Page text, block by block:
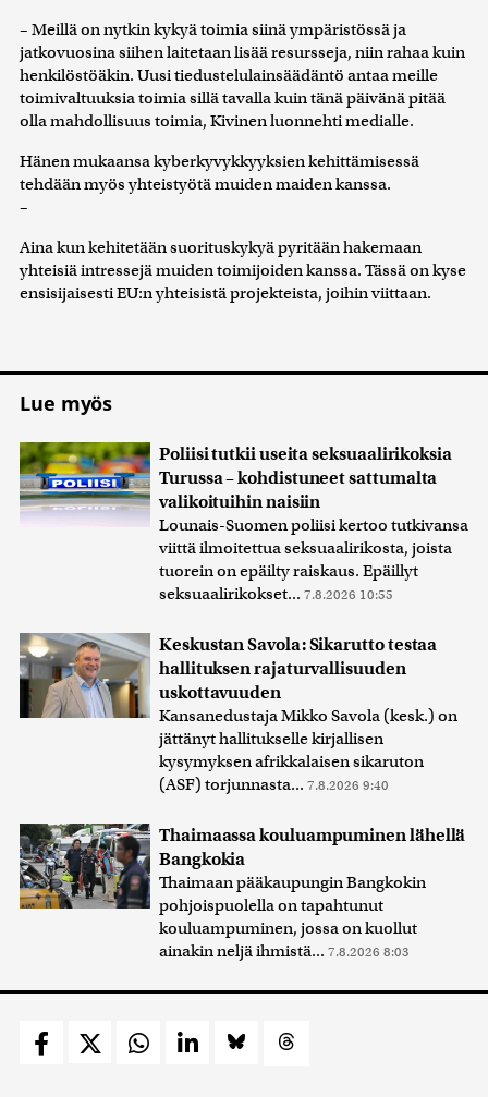
– Meillä on nytkin kykyä toimia siinä ympäristössä ja
jatkovuosina siihen laitetaan lisää resursseja, niin rahaa kuin
henkilöstöäkin. Uusi tiedustelulainsäädäntö antaa meille
toimivaltuuksia toimia sillä tavalla kuin tänä päivänä pitää
olla mahdollisuus toimia, Kivinen luonnehti medialle.
Hänen mukaansa kyberkyvykkyyksien kehittämisessä
tehdään myös yhteistyötä muiden maiden kanssa.
–
Aina kun kehitetään suorituskykyä pyritään hakemaan
yhteisiä intressejä muiden toimijoiden kanssa. Tässä on kyse
ensisijaisesti EU:n yhteisistä projekteista, joihin viittaan.
Lue myös
Poliisi tutkii useita seksuaalirikoksia
Turussa – kohdistuneet sattumalta
valikoituihin naisiin
Lounais-Suomen poliisi kertoo tutkivansa
viittä ilmoitettua seksuaalirikosta, joista
tuorein on epäilty raiskaus. Epäillyt
seksuaalirikokset... 7.8.2026 10:55
Keskustan Savola: Sikarutto testaa
hallituksen rajaturvallisuuden
uskottavuuden
Kansanedustaja Mikko Savola (kesk.) on
jättänyt hallitukselle kirjallisen
kysymyksen afrikkalaisen sikaruton
(ASF) torjunnasta... 7.8.2026 9:40
Thaimaassa kouluampuminen lähellä
Bangkokia
Thaimaan pääkaupungin Bangkokin
pohjoispuolella on tapahtunut
kouluampuminen, jossa on kuollut
ainakin neljä ihmistä... 7.8.2026 8:03